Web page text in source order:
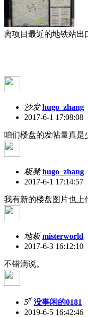
离项目最近的地铁站出
沙发 hugo_zhang
2017-6-1 17:08:08
咱们楼盘的发帖量真是
板凳 hugo_zhang
2017-6-1 17:14:57
我有新的楼盘图片也上
地板 misterworld
2017-6-3 16:12:10
不错滴说。
5# 没事闲的0181
2019-6-5 16:42:46